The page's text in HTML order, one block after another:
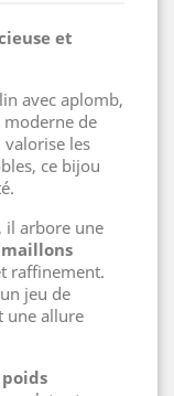
et
avec aplomb,
de
valorise les
ce bijou
, il arbore une
maillons
raffinement.
jeu de
une allure
poids